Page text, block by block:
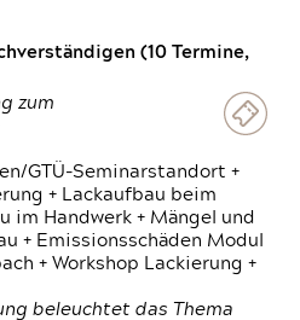
(10 Termine,
zum
GTÜ-Seminarstandort +
+ Lackaufbau beim
im Handwerk + Mängel und
+ Emissionsschäden Modul
+ Workshop Lackierung +
beleuchtet das Thema